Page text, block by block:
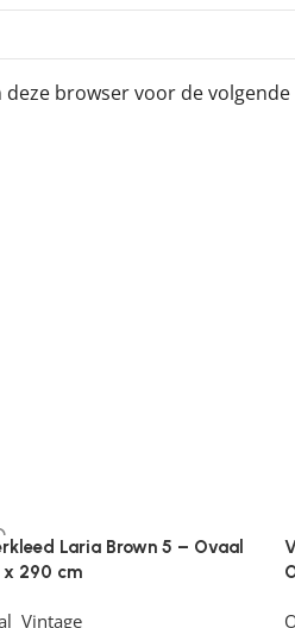
browser voor de
Laria Brown 5 – Ovaal
290 cm
Vintage